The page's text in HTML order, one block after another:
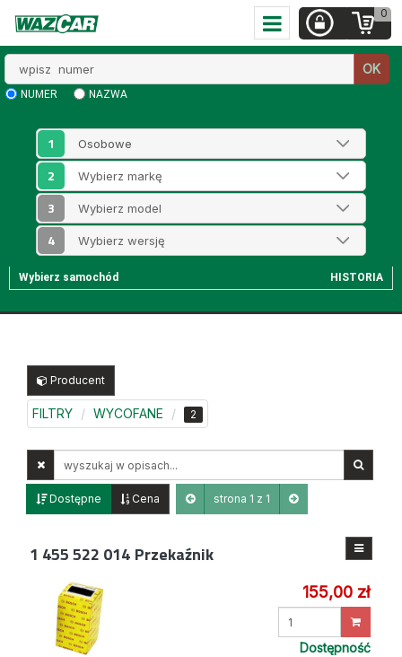
0
numer
OK
NUMER NAZWA
1
2
3
4
Wybierz samochód HISTORIA
Producent
FILTRY WYCOFANE 2
opisach
Dostępne Cena strona 1 z 1
1 455 522 014 Przekaźnik
155,00 zł
Dostępność